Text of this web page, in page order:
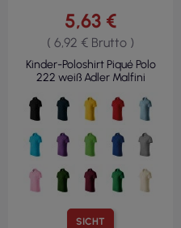
SICHT
5,63 €
( 6,92 € Brutto )
Kinder-Poloshirt Piqué Polo
222 weiß Adler Malfini